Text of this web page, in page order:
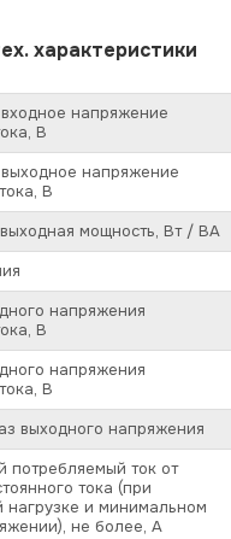
характеристики
напряжение
В
напряжение
В
мощность, Вт / ВА
напряжения
В
напряжения
В
выходного напряжения
потребляемый ток от
тока (при
нагрузке и минимальном
не более, А